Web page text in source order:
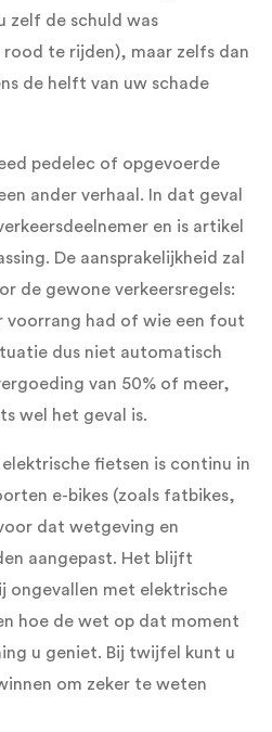
zelf de schuld was
te rijden), maar zelfs dan
de helft van uw schade
pedelec of opgevoerde
ander verhaal. In dat geval
en is artikel
De aansprakelijkheid zal
de gewone verkeersregels:
voorrang had of wie een fout
dus niet automatisch
van 50% of meer,
wel het geval is.
fietsen is continu in
e-bikes (zoals fatbikes,
dat wetgeving en
aangepast. Het blijft
ongevallen met elektrische
hoe de wet op dat moment
u geniet. Bij twijfel kunt u
om zeker te weten